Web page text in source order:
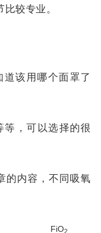
较专业。
道该用哪个面罩了
等，可以选择的很
的内容，不同吸氧
FiO2